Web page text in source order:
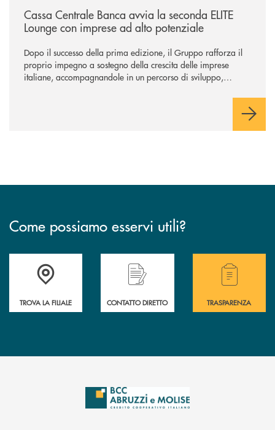
Cassa Centrale Banca avvia la seconda ELITE
Lounge con imprese ad alto potenziale
Dopo il successo della prima edizione, il Gruppo rafforza il
proprio impegno a sostegno della crescita delle imprese
italiane, accompagnandole in un percorso di sviluppo,
Come possiamo esservi utili?
Accedi all' elenco completo delle filiali .
TROVA LA FILIALE CONTATTO DIRETTO
Hai bisogno di
TRASPARENZA